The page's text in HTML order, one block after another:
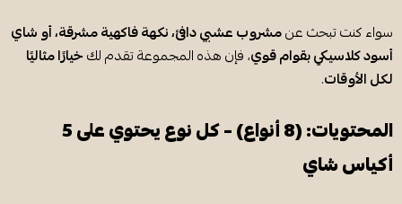
سواء كنت تبحث عنمشروب عشبي دافئ، نكهة فاكهية مشرقة، أو شاي
أسود كلاسيكي بقوام قوي، فإن هذه المجموعة تقدم لكخيارًا مثاليًا
لكل الأوقات.
المحتويات: (8 أنواع) – كل نوع يحتوي على 5
أكياس شاي